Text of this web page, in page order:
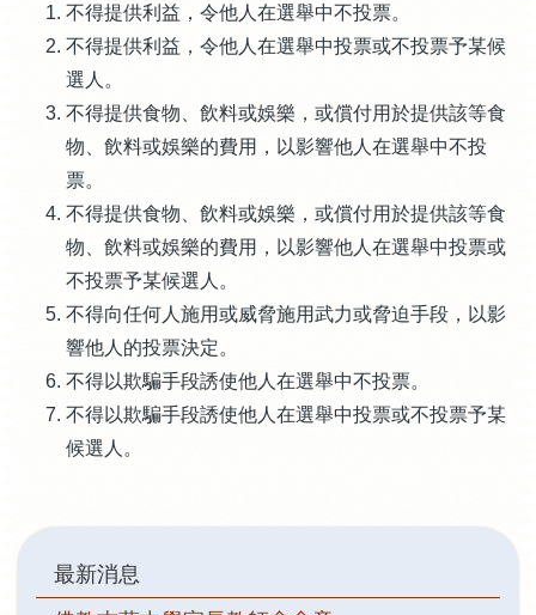
不得提供利益，令他人在選舉中不投票。
不得提供利益，令他人在選舉中投票或不投票予某候
選人。
不得提供食物、飲料或娛樂，或償付用於提供該等食
物、飲料或娛樂的費用，以影響他人在選舉中不投
票。
不得提供食物、飲料或娛樂，或償付用於提供該等食
物、飲料或娛樂的費用，以影響他人在選舉中投票或
不投票予某候選人。
不得向任何人施用或威脅施用武力或脅迫手段，以影
響他人的投票決定。
不得以欺騙手段誘使他人在選舉中不投票。
不得以欺騙手段誘使他人在選舉中投票或不投票予某
候選人。
Main
navigation
最新消息